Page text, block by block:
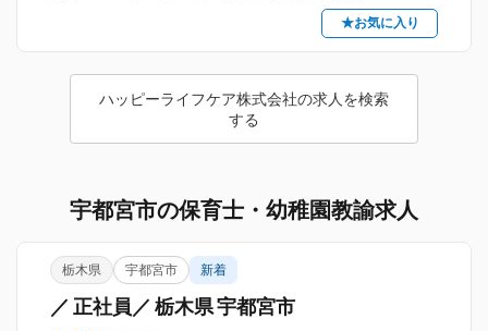
★お気に入り
ハッピーライフケア株式会社の求人を検索
する
宇都宮市の保育士・幼稚園教諭求人
栃木県 宇都宮市 新着
／ 正社員／ 栃木県 宇都宮市